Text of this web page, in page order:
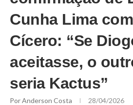
Cunha Lima
Cícero: “Se
aceitasse, o
seria Kactus”
PorAnderson Costa 28/04/2026